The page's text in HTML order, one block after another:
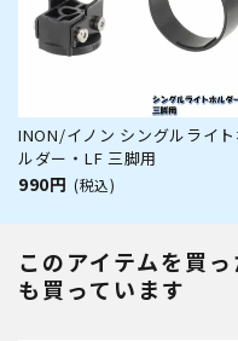
INON/イノン シングルライト
ルダー・LF 三脚用
990円 (税込)
このアイテムを買
も買っています